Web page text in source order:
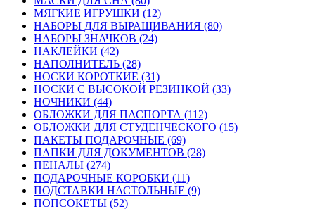
МЯГКИЕ ИГРУШКИ (12)
НАБОРЫ ДЛЯ ВЫРАЩИВАНИЯ (80)
НАБОРЫ ЗНАЧКОВ (24)
НАКЛЕЙКИ (42)
НАПОЛНИТЕЛЬ (28)
НОСКИ КОРОТКИЕ (31)
НОСКИ С ВЫСОКОЙ РЕЗИНКОЙ (33)
НОЧНИКИ (44)
ОБЛОЖКИ ДЛЯ ПАСПОРТА (112)
ОБЛОЖКИ ДЛЯ СТУДЕНЧЕСКОГО (15)
ПАКЕТЫ ПОДАРОЧНЫЕ (69)
ПАПКИ ДЛЯ ДОКУМЕНТОВ (28)
ПЕНАЛЫ (274)
ПОДАРОЧНЫЕ КОРОБКИ (11)
ПОДСТАВКИ НАСТОЛЬНЫЕ (9)
ПОПСОКЕТЫ (52)